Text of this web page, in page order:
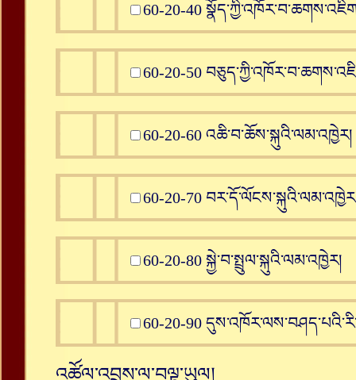
60-20-40
60-20-50
60-20-60 འཆི་བ་ཆོས་སྐུའི་ལམ་འཁྱེར།
60-20-70
60-20-80 སྐྱེ་བ་སྤྲུལ་སྐུའི་ལམ་འཁྱེར།
60-20-90
འཚོལ་འབྲས་ལ་བལྟ་ཡུལ།